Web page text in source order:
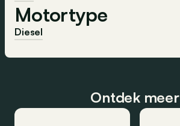
Motortype
Diesel
Ontdek meer